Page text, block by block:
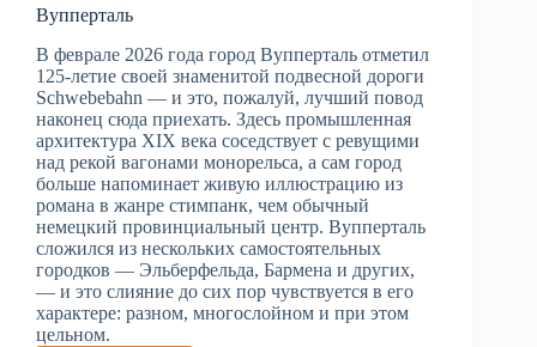
Вупперталь
В феврале 2026 года город Вупперталь отметил
125-летие своей знаменитой подвесной дороги
Schwebebahn — и это, пожалуй, лучший повод
наконец сюда приехать. Здесь промышленная
архитектура XIX века соседствует с ревущими
над рекой вагонами монорельса, а сам город
больше напоминает живую иллюстрацию из
романа в жанре стимпанк, чем обычный
немецкий провинциальный центр. Вупперталь
сложился из нескольких самостоятельных
городков — Эльберфельда, Бармена и других,
— и это слияние до сих пор чувствуется в его
характере: разном, многослойном и при этом
цельном.